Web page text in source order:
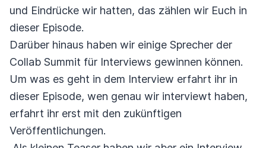
und Eindrücke wir hatten, das zählen wir Euch in
dieser Episode.
Darüber hinaus haben wir einige Sprecher der
Collab Summit für Interviews gewinnen können.
Um was es geht in dem Interview erfahrt ihr in
dieser Episode, wen genau wir interviewt haben,
erfahrt ihr erst mit den zukünftigen
Veröffentlichungen.